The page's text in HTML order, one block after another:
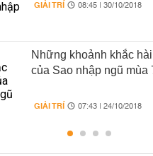
GIẢI TRÍ 08:45 | 30/10/2018
Những khoảnh khắc
của Sao nhập ngũ mùa
GIẢI TRÍ 07:43 | 24/10/2018